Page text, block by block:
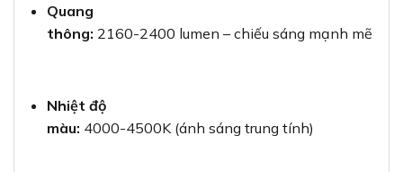
Quang
thông: 2160-2400 lumen – chiếu sáng mạnh mẽ
Nhiệt độ
màu: 4000-4500K (ánh sáng trung tính)